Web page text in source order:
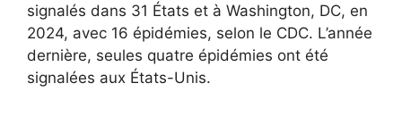
signalés dans 31 États et à Washington, DC, en
2024, avec 16 épidémies, selon le CDC. L’année
dernière, seules quatre épidémies ont été
signalées aux États-Unis.